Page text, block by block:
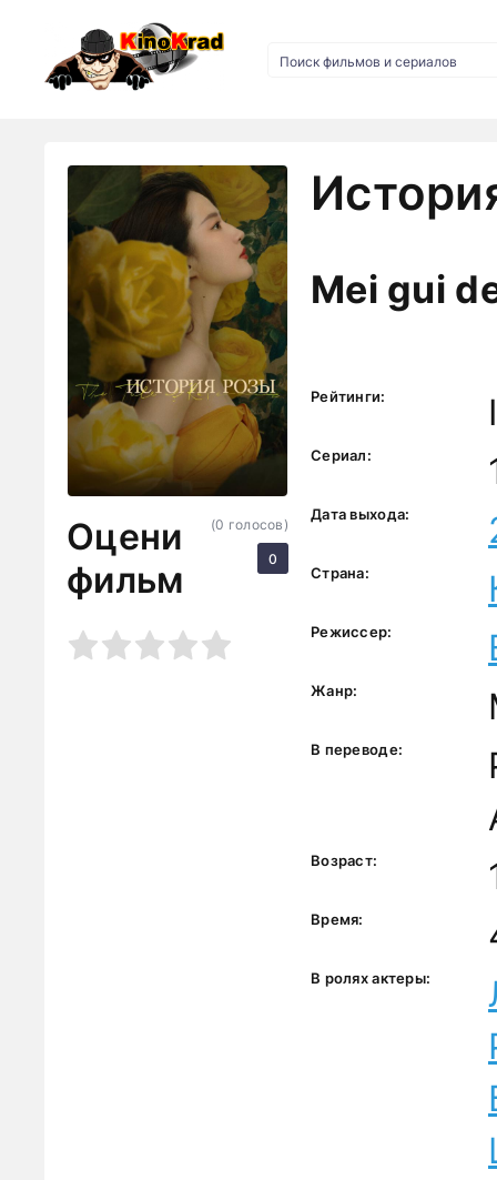
Mei gui
Оцени
фильм
5
(0 голосов)
0
Рейтинги:
Сериал:
Дата выхода:
Страна:
Режиссер:
Жанр:
В переводе:
Возраст:
Время:
В ролях актеры: